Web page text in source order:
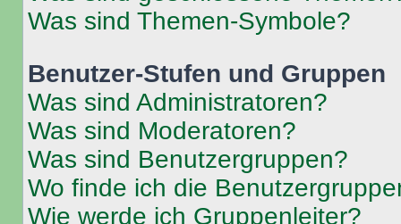
Was sind Themen-Symbole?
Benutzer-Stufen und Gruppen
Was sind Administratoren?
Was sind Moderatoren?
Was sind Benutzergruppen?
Wo finde ich die
Wie werde ich Gruppenleiter?